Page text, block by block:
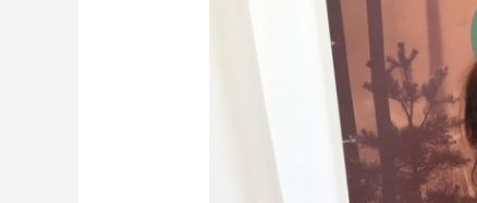
mahesõprade
toodete